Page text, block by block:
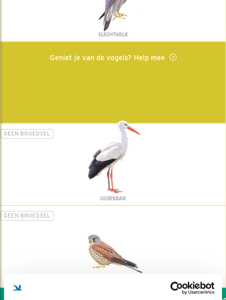
SLECHTVALK
Geniet je van de vogels? Help mee
GEEN BROEDSEL
OOIEVAAR
GEEN BROEDSEL